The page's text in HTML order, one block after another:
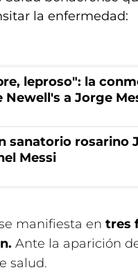
la enfermedad:
leproso": la
Newell's a Jorge
sanatorio rosarino
Messi
manifiesta en tres
Ante la aparición
salud.